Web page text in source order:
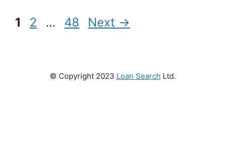
Page
1 Page
2 … Page
48 Next →
© Copyright 2023 Loan Search Ltd.